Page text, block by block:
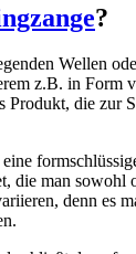
?
Wellen
z.B. in Form
die zur
die man sowohl
denn es